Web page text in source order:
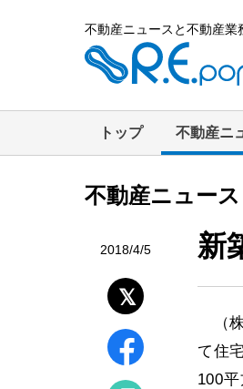
不動産ニュースと不動産業
トップ 不動産ニ
不動産ニュース
2018/4/5 新
（株
て住
100